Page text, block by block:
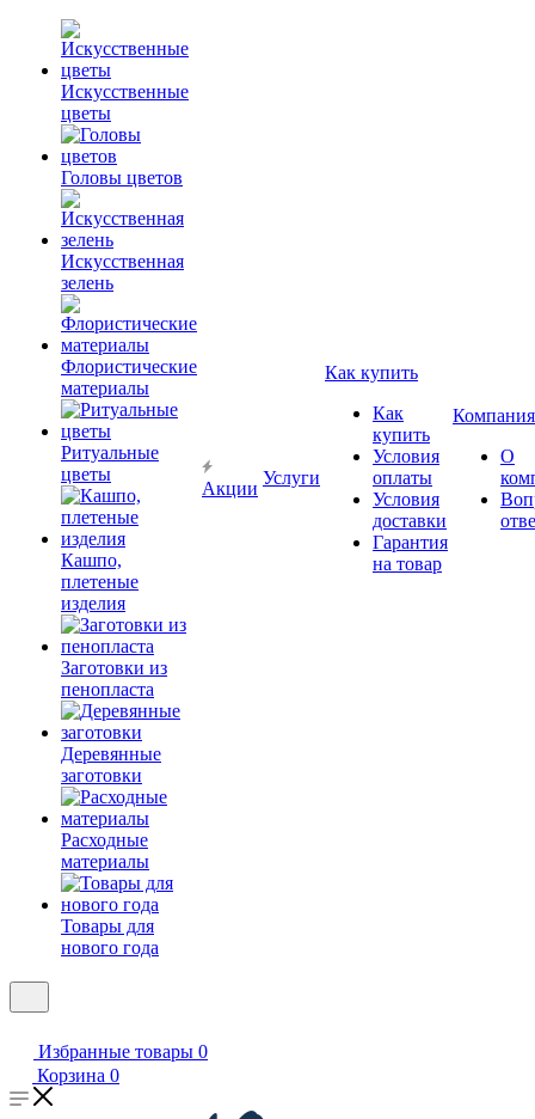
Искусственные
цветы
Головы цветов
Искусственная
зелень
Флористические
материалы
Ритуальные
цветы
Кашпо,
плетеные
изделия
Заготовки из
пенопласта
Деревянные
заготовки
Расходные
материалы
Товары для
нового года
Акции
Услуги
Как купить
Как
купить
Условия
оплаты
Условия
доставки
Гарантия
на товар
Компания
О
Избранные товары 0
Корзина 0